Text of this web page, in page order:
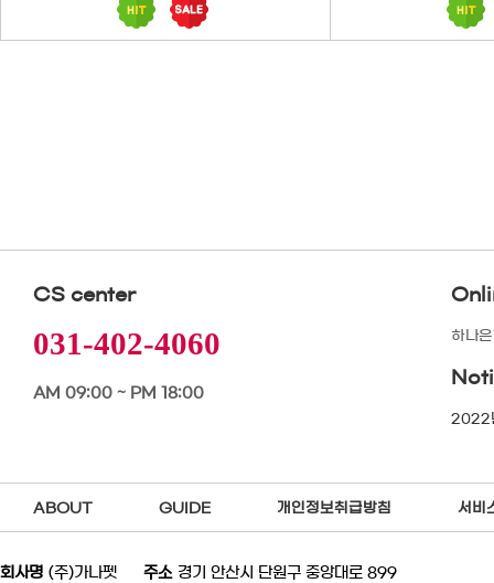
CS center
031-402-4060
AM 09:00 ~ PM 18:00
하나
2022
ABOUT GUIDE 개인정보취급방침 서비
회사명 (주)가나펫 주소 경기 안산시 단원구 중앙대로 899